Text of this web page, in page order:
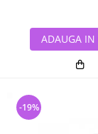
ADAUGA IN
-19%